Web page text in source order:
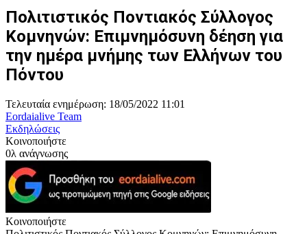
Πολιτιστικός Ποντιακός Σύλλογος
Κομνηνών: Επιμνημόσυνη δέηση για
την ημέρα μνήμης των Ελλήνων του
Πόντου
Τελευταία ενημέρωση: 18/05/2022 11:01
Eordaialive Team
Εκδηλώσεις
Κοινοποιήστε
0λ ανάγνωσης
Κοινοποιήστε